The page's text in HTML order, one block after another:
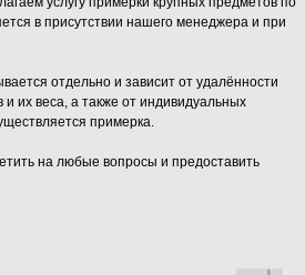
в присутствии нашего менеджера и при
отдельно и зависит от удалённости
их веса, а также от индивидуальных
примерка.
на любые вопросы и предоставить